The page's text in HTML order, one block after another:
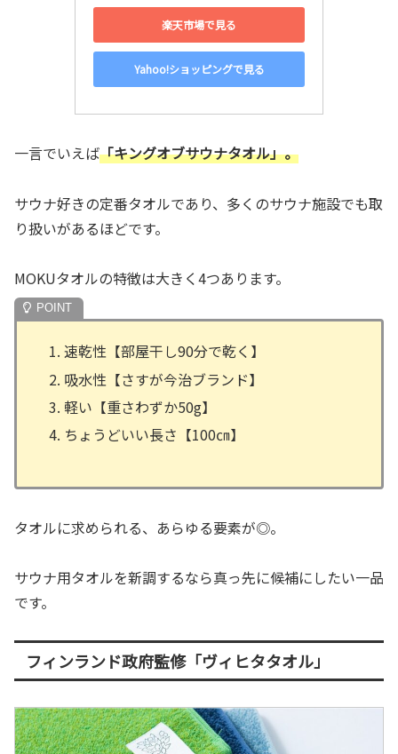
楽天市場で見る
Yahoo!ショッピングで見る
一言でいえば「キングオブサウナタオル」。
サウナ好きの定番タオルであり、多くのサウナ施設でも取
り扱いがあるほどです。
MOKUタオルの特徴は大きく4つあります。
速乾性【部屋干し90分で乾く】
吸水性【さすが今治ブランド】
軽い【重さわずか50g】
ちょうどいい長さ【100㎝】
タオルに求められる、あらゆる要素が◎。
サウナ用タオルを新調するなら真っ先に候補にしたい一品
です。
フィンランド政府監修「ヴィヒタタオル」